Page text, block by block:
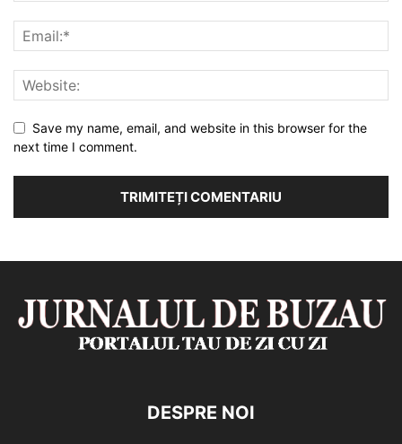
Save my name, email, and website in this browser for the
next time I comment.
DESPRE NOI